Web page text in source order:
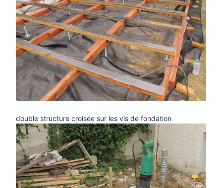
double structure croisée sur les vis de fondation